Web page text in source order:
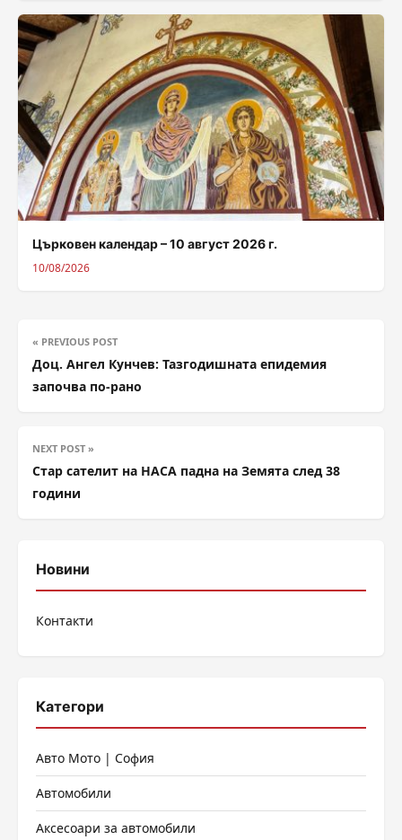
Църковен календар – 10 август 2026 г.
10/08/2026
« PREVIOUS POST
Доц. Ангел Кунчев: Тазгодишната епидемия
започва по-рано
NEXT POST »
Стар сателит на НАСА падна на Земята след 38
години
Новини
Контакти
Категори
Авто Мото | София
Автомобили
Аксесоари за автомобили